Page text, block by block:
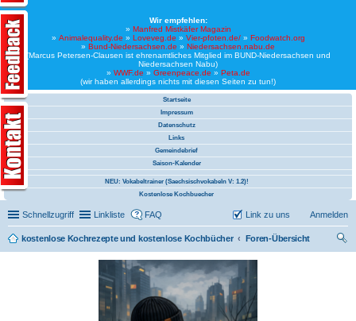
Wir empfehlen:
» Manfred Mistkäfer Magazin
» Animalequality.de » Loveveg.de » Vier-pfoten.de/» Foodwatch.org
» Bund-Niedersachsen.de » Niedersachsen.nabu.de
(Marcus Petersen-Clausen ist ehrenamtliches Mitglied im BUND-Niedersachsen und
Niedersachsen Nabu)
» WWF.de » Greenpeace.de » Peta.de
(wir haben allerdings nichts mit diesen Seiten zu tun!)
Startseite
Impressum
Datenschutz
Links
Gemeindebrief
Saison-Kalender
NEU: Vokabeltrainer (Saechsischvokabeln V: 1.2)!
Kostenlose Kochbuecher
Schnellzugriff Linkliste FAQ Anmelden
Link zu uns
kostenlose Kochrezepte und kostenlose Kochbücher
Foren-Übersicht